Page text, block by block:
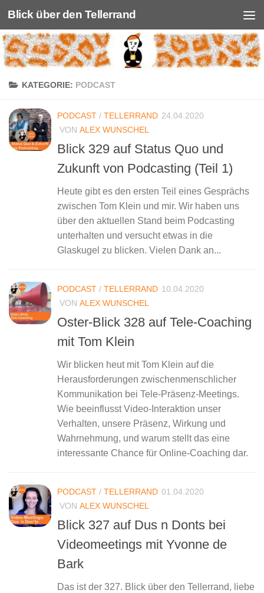
Unter dem Inhalt
Blick über den Tellerrand
KATEGORIE: PODCAST
PODCAST / TELLERRAND 24.04.2020
VON ALEX WUNSCHEL
Blick 329 auf Status Quo und
Zukunft von Podcasting (Teil 1)
Heute gibt es den ersten Teil eines Gesprächs
zwischen Tom Klein und mir. Wir haben uns
über den aktuellen Stand beim Podcasting
unterhalten und versucht etwas in die
Glaskugel zu blicken. Vielen Dank an...
PODCAST / TELLERRAND 10.04.2020
VON ALEX WUNSCHEL
Oster-Blick 328 auf Tele-Coaching
mit Tom Klein
Wir blicken heut mit Tom Klein auf die
Herausforderungen zwischenmenschlicher
Kommunikation bei Tele-Präsenz-Meetings.
Wie beeinflusst Video-Interaktion unser
Verhalten, unsere Präsenz, Wirkung und
Wahrnehmung, und warum stellt das eine
interessante Chance für Online-Coaching dar.
PODCAST / TELLERRAND 01.04.2020
VON ALEX WUNSCHEL
Blick 327 auf Dus n Donts bei
Videomeetings mit Yvonne de
Bark
Das ist der 327. Blick über den Tellerrand, liebe